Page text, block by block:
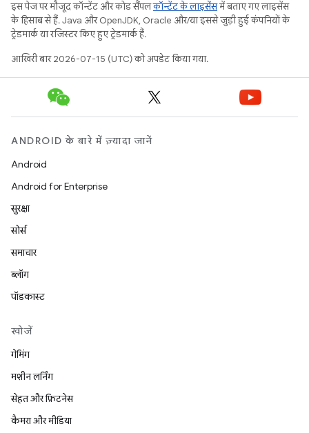
इस पेज पर मौजूद कॉन्टेंट और कोड सैंपलकॉन्टेंट के लाइसेंसमें बताए गए लाइसेंस
के हिसाब से हैं. Java और OpenJDK, Oracle और/या इससे जुड़ी हुई कंपनियों के
ट्रेडमार्क या रजिस्टर किए हुए ट्रेडमार्क हैं.
आखिरी बार 2026-07-15 (UTC) को अपडेट किया गया.
ANDROID के बारे में ज़्यादा जानें
Android
Android for Enterprise
सुरक्षा
सोर्स
समाचार
ब्लॉग
पॉडकास्ट
खोजें
गेमिंग
मशीन लर्निंग
सेहत और फ़िटनेस
कैमरा और मीडिया